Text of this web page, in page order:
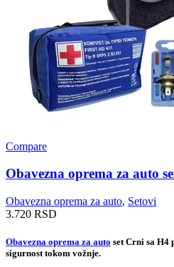
Compare
Obavezna oprema za auto
Obavezna oprema za auto, Setovi
3.720 RSD
Obavezna oprema za auto set Crni sa H4
sigurnost tokom vožnje.